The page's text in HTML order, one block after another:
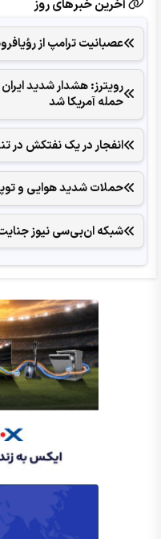
آخرین خبرهای روز
عصبانیت ترامپ از
رویترز: هشدار شدید
حمله آمریکا شد
انفجار در یک نفتکش در
حملات شدید هوایی و
شبکه ان‌بی‌سی نیوز